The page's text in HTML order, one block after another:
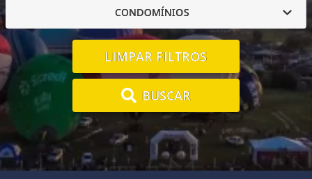
CONDOMÍNIOS
LIMPAR FILTROS
BUSCAR